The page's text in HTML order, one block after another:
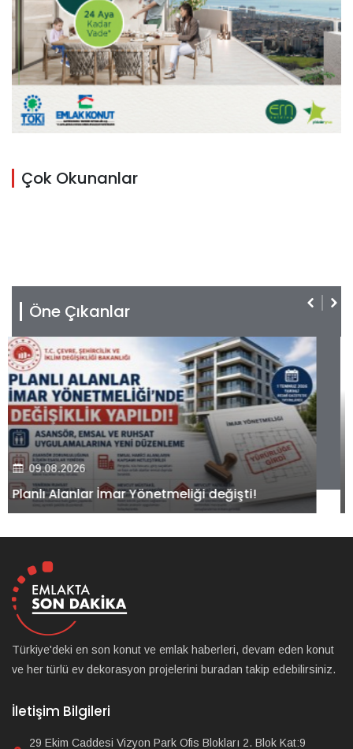
Çok Okunanlar
Öne Çıkanlar
09.08.2026
Kiler GYO’dan Pendik Dolayoba projesiyle ilgili
önemli adım!
Türkiye'deki en son konut ve emlak haberleri, devam eden konut
ve her türlü ev dekorasyon projelerini buradan takip edebilirsiniz.
İletişim Bilgileri
29 Ekim Caddesi Vizyon Park Ofis Blokları 2. Blok Kat:9